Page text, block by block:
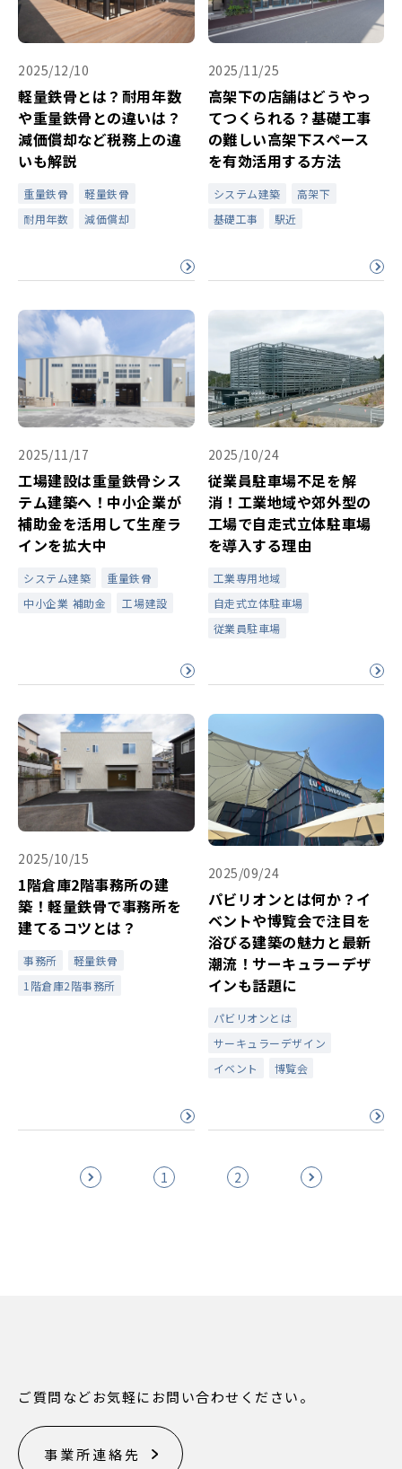
2025/12/10
軽量鉄骨とは？耐用年数
や重量鉄骨との違いは？
減価償却など税務上の違
いも解説
重量鉄骨
軽量鉄骨
耐用年数
減価償却
2025/11/25
高架下の店舗はどうやっ
てつくられる？基礎工事
の難しい高架下スペース
を有効活用する方法
システム建築
高架下
基礎工事
駅近
2025/11/17
工場建設は重量鉄骨シス
テム建築へ！中小企業が
補助金を活用して生産ラ
インを拡大中
システム建築
重量鉄骨
中小企業 補助金
工場建設
2025/10/24
従業員駐車場不足を解
消！工業地域や郊外型の
工場で自走式立体駐車場
を導入する理由
工業専用地域
自走式立体駐車場
従業員駐車場
2025/10/15
1階倉庫2階事務所の建
築！軽量鉄骨で事務所を
建てるコツとは？
事務所
軽量鉄骨
1階倉庫2階事務所
2025/09/24
パビリオンとは何か？イ
ベントや博覧会で注目を
浴びる建築の魅力と最新
潮流！サーキュラーデザ
インも話題に
パビリオンとは
サーキュラーデザイン
イベント
博覧会
1 2
ご質問などお気軽にお問い合わせください。
事業所連絡先